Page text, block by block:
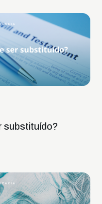
substituído?